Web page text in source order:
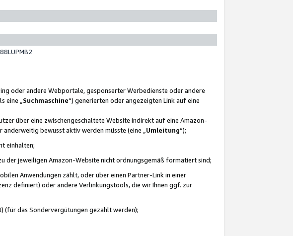
oder andere Webportale, gesponserter Werbedienste oder andere
eine „ Suchmaschine“) generierten oder angezeigten Link auf eine
über eine zwischengeschaltete Website indirekt auf eine Amazon-
bewusst aktiv werden müsste (eine „ Umleitung“);
einhalten;
der jeweiligen Amazon-Website nicht ordnungsgemäß formatiert sind;
Anwendungen zählt, oder über einen Partner-Link in einer
definiert) oder andere Verlinkungstools, die wir Ihnen ggf. zur
(für das Sondervergütungen gezahlt werden);